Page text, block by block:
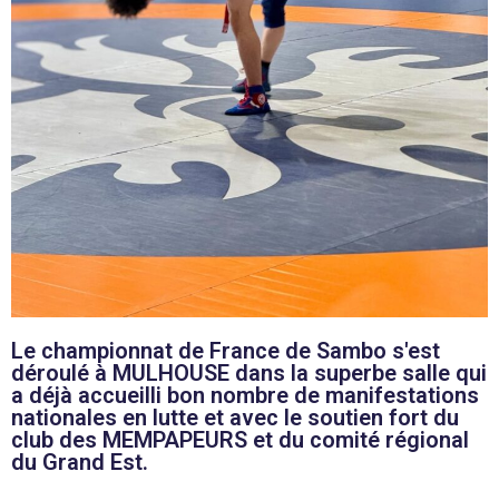
Le championnat de France de Sambo s'est
déroulé à MULHOUSE dans la superbe salle qui
a déjà accueilli bon nombre de manifestations
nationales en lutte et avec le soutien fort du
club des MEMPAPEURS et du comité régional
du Grand Est.